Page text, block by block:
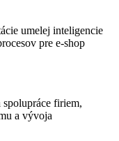
umelej inteligencie
pre e-shop
firiem,
a vývoja